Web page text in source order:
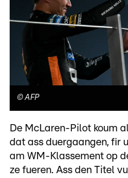
©AFP
De McLaren-Pilot koum
dat ass duergaangen, fir
am WM-Klassement op
ze fueren. Ass den Titel